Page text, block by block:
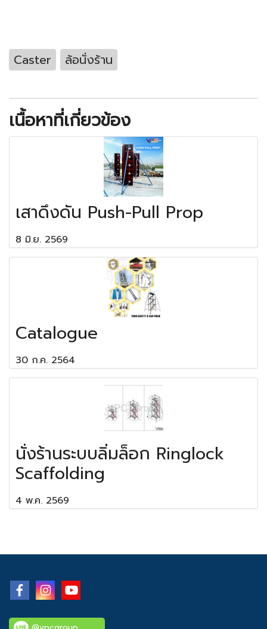
Caster ล้อนั่งร้าน
เนื้อหาที่เกี่ยวข้อง
เสาดึงดัน Push-Pull Prop
8 มิ.ย. 2569
Catalogue
30 ก.ค. 2564
นั่งร้านระบบลิ่มล็อก Ringlock
Scaffolding
4 พ.ค. 2569